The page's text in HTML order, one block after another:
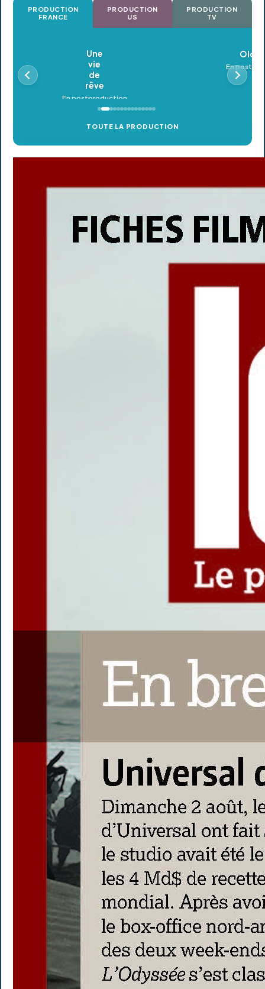
PRODUCTION
FRANCE
PRODUCTION
US
PRODUCTION
TV
Oldeupe
En postproduction
TOUTE LA PRODUCTION